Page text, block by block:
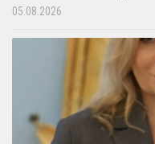
05.08.2026